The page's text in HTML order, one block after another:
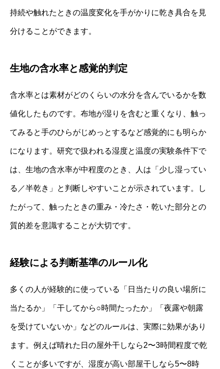
持続や触れたときの温度変化を手がかりに乾き具合を見
分けることができます。
生地の含水率と感覚的判定
含水率とは素材がどのくらいの水分を含んでいるかを数
値化したものです。布地が湿りを含むと重くなり、触っ
てみると手のひらがじめっとするなど感覚的にも明らか
になります。研究で扱われる湿度と温度の実験条件下で
は、生地の含水率が中程度のとき、人は「少し湿ってい
る／半乾き」と判断しやすいことが示されています。し
たがって、触ったときの重み・冷たさ・乾いた部分との
質的差を意識することが大切です。
経験による判断基準のルール化
多くの人が経験的に使っている「日当たりの良い場所に
当たるか」「干してから○時間たったか」「夜露や朝露
を受けていないか」などのルールは、実際に効果があり
ます。例えば晴れた日の屋外干しなら2〜3時間程度で乾
くことが多いですが、湿度が高い部屋干しなら5〜8時